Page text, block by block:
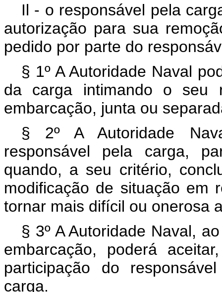
Il - o responsável pela
autorização para sua
pedido por parte do
§ 1º A Autoridade Naval
da carga intimando o seu
embarcação, junta ou
§ 2º A Autoridade
responsável pela carga,
quando, a seu critério,
modificação de situação em
tornar mais difícil ou onerosa
§ 3º A Autoridade Naval,
embarcação, poderá
participação do
carga.